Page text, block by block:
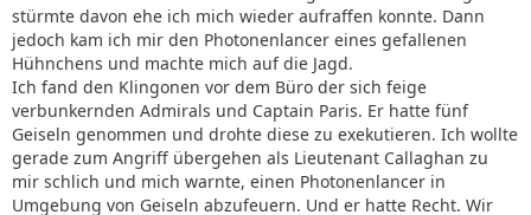
stürmte davon ehe ich mich wieder aufraffen konnte. Dann
jedoch kam ich mir den Photonenlancer eines gefallenen
Hühnchens und machte mich auf die Jagd.
Ich fand den Klingonen vor dem Büro der sich feige
verbunkernden Admirals und Captain Paris. Er hatte fünf
Geiseln genommen und drohte diese zu exekutieren. Ich wollte
gerade zum Angriff übergehen als Lieutenant Callaghan zu
mir schlich und mich warnte, einen Photonenlancer in
Umgebung von Geiseln abzufeuern. Und er hatte Recht. Wir